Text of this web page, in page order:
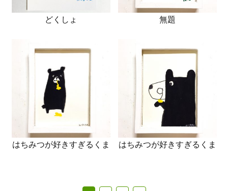
どくしょ 無題
はちみつが好きすぎるくま はちみつが好きすぎるくま